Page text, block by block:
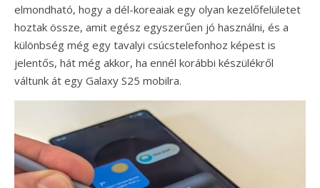
elmondható, hogy a dél-koreaiak egy olyan kezelőfelületet
hoztak össze, amit egész egyszerűen jó használni, és a
különbség még egy tavalyi csúcstelefonhoz képest is
jelentős, hát még akkor, ha ennél korábbi készülékről
váltunk át egy Galaxy S25 mobilra.